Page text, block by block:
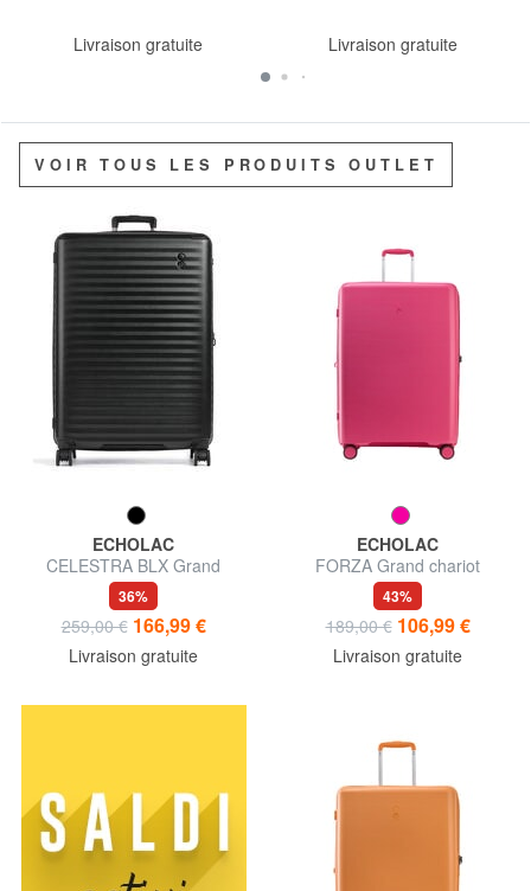
Livraison gratuite Livraison gratuite
VOIR TOUS LES PRODUITS OUTLET
ECHOLAC
CELESTRA BLX Grand
chariot extensible
36%
259,00 € 166,99 €
Livraison gratuite
ECHOLAC
FORZA Grand chariot
extensible
43%
189,00 € 106,99 €
Livraison gratuite